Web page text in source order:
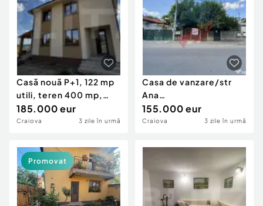
Casă nouă P+1, 122 mp
utili, teren 400 mp,
zona Bariera V?
185.000 eur
Craiova 3 zile în urmă
Casa de vanzare/str
Ana
Ipatescu/Craiova/Central
155.000 eur
Craiova 3 zile în urmă
Promovat